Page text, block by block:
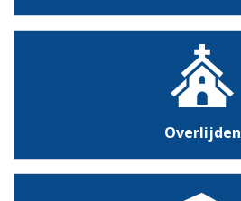
Overlijden